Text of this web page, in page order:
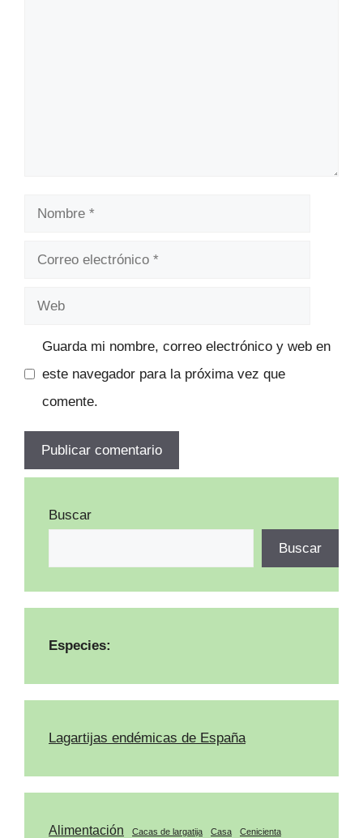
Nombre
Correo
Web
Guarda mi nombre, correo electrónico y web en
este navegador para la próxima vez que
comente.
Buscar
Buscar
Especies:
Lagartijas endémicas de España
Alimentación Cacas de largatija Casa Cenicienta